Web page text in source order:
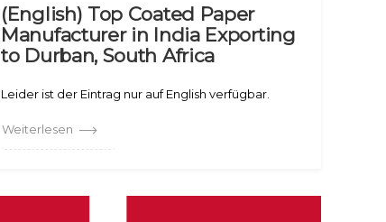
(English) Top Coated Paper
Manufacturer in India Exporting
to Durban, South Africa
Leider ist der Eintrag nur auf English verfügbar.
Weiterlesen